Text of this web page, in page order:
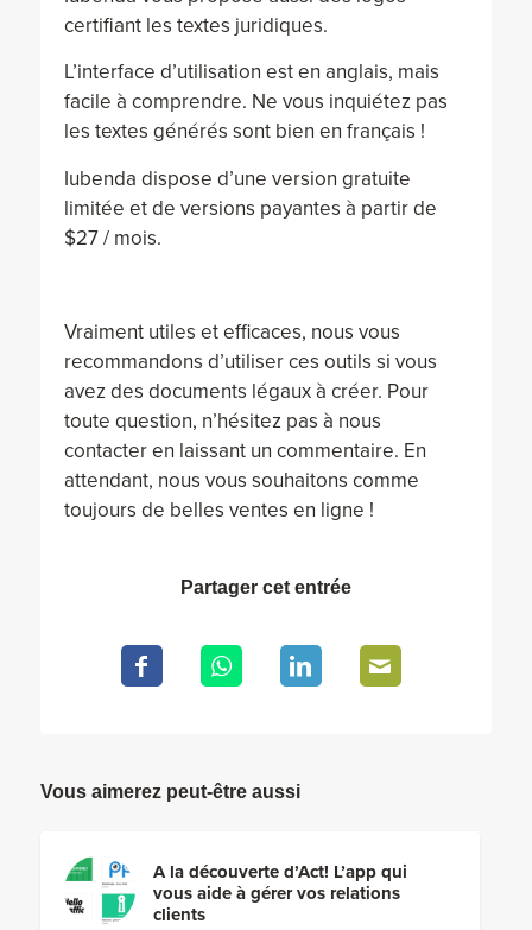
certifiant les textes juridiques.
L’interface d’utilisation est en anglais, mais
facile à comprendre. Ne vous inquiétez pas
les textes générés sont bien en français !
Iubenda dispose d’une version gratuite
limitée et de versions payantes à partir de
$27 / mois.
Vraiment utiles et efficaces, nous vous
recommandons d’utiliser ces outils si vous
avez des documents légaux à créer. Pour
toute question, n’hésitez pas à nous
contacter en laissant un commentaire. En
attendant, nous vous souhaitons comme
toujours de belles ventes en ligne !
Partager cet entrée
Vous aimerez peut-être aussi
A la découverte d’Act! L’app qui
vous aide à gérer vos relations
clients